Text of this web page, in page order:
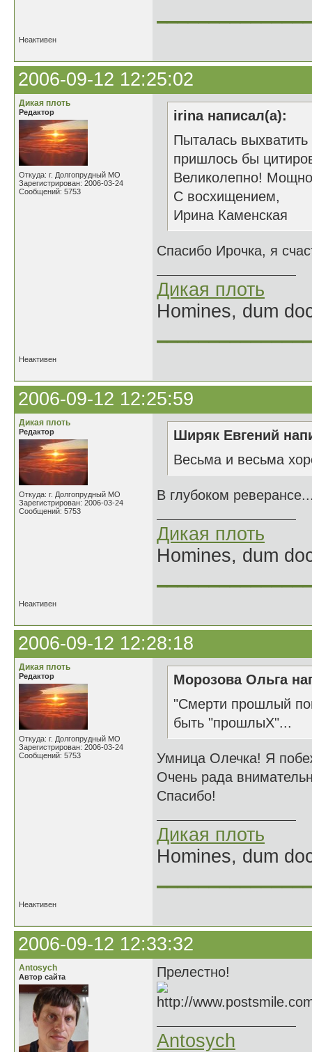
Неактивен
2006-09-12 12:25:02
Дикая плоть
Редактор
Откуда: г. Долгопрудный МО
Зарегистрирован: 2006-03-24
Сообщений: 5753
irina написал(а):
Пыталась
пришлось бы
Великолепно!
С восхищением,
Ирина Каменская
Спасибо Ирочка, я
Дикая плоть
Homines, dum
Неактивен
2006-09-12 12:25:59
Дикая плоть
Редактор
Откуда: г. Долгопрудный МО
Зарегистрирован: 2006-03-24
Сообщений: 5753
Ширяк Евгений
Весьма и весьма
В глубоком
Дикая плоть
Homines, dum
Неактивен
2006-09-12 12:28:18
Дикая плоть
Редактор
Откуда: г. Долгопрудный МО
Зарегистрирован: 2006-03-24
Сообщений: 5753
Морозова Ольга
"Смерти прошлый
быть "прошлыХ"...
Умница Олечка! Я
Очень рада
Спасибо!
Дикая плоть
Homines, dum
Неактивен
2006-09-12 12:33:32
Antosych
Автор сайта Прелестно!
Antosych